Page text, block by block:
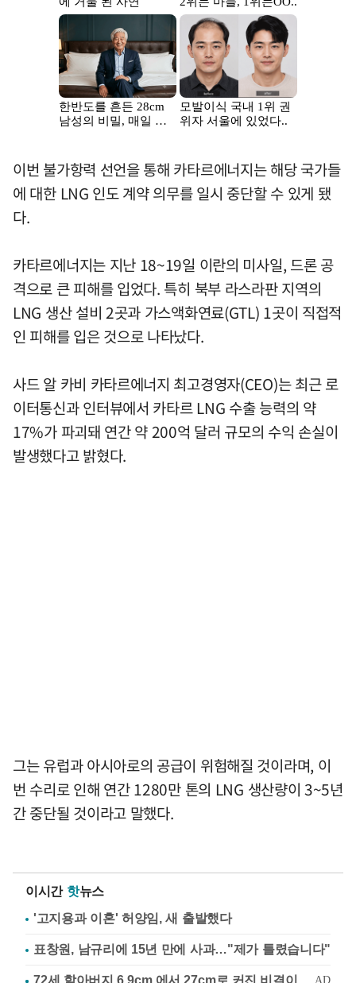
이번 불가항력 선언을 통해 카타르에너지는 해당 국가들
에 대한 LNG 인도 계약 의무를 일시 중단할 수 있게 됐
다.
카타르에너지는 지난 18~19일 이란의 미사일, 드론 공
격으로 큰 피해를 입었다. 특히 북부 라스라판 지역의
LNG 생산 설비 2곳과 가스액화연료(GTL) 1곳이 직접적
인 피해를 입은 것으로 나타났다.
사드 알 카비 카타르에너지 최고경영자(CEO)는 최근 로
이터통신과 인터뷰에서 카타르 LNG 수출 능력의 약
17%가 파괴돼 연간 약 200억 달러 규모의 수익 손실이
발생했다고 밝혔다.
그는 유럽과 아시아로의 공급이 위험해질 것이라며, 이
번 수리로 인해 연간 1280만 톤의 LNG 생산량이 3~5년
간 중단될 것이라고 말했다.
이시간 핫뉴스
'고지용과 이혼' 허양임, 새 출발했다
표창원, 남규리에 15년 만에 사과…"제가 틀렸습니다"